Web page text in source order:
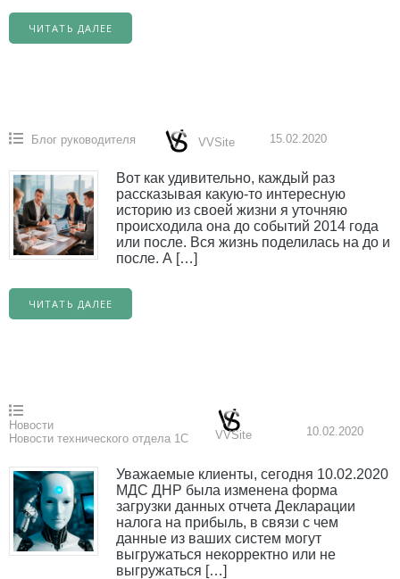
ЧИТАТЬ ДАЛЕЕ
Блог руководителя VVSite 15.02.2020
Вот как удивительно, каждый раз
рассказывая какую-то интересную
историю из своей жизни я уточняю
происходила она до событий 2014 года
или после. Вся жизнь поделилась на до и
после. А […]
ЧИТАТЬ ДАЛЕЕ
Новости
Новости технического отдела 1С
VVSite 10.02.2020
Уважаемые клиенты, сегодня 10.02.2020
МДС ДНР была изменена форма
загрузки данных отчета Декларации
налога на прибыль, в связи с чем
данные из ваших систем могут
выгружаться некорректно или не
выгружаться […]